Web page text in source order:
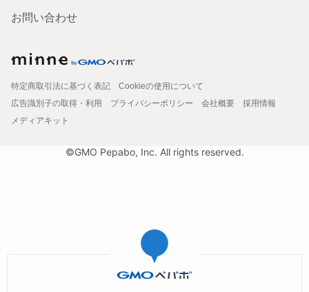
お問い合わせ
特定商取引法に基づく表記
Cookieの使用について
広告識別子の取得・利用
プライバシーポリシー 会社概要
採用情報
メディアキット
©GMO Pepabo, Inc. All rights reserved.